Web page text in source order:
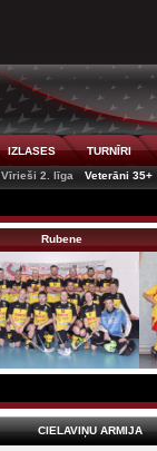
IZLASES TURNĪRI
Vīrieši 2. līga Veterāni 35+
Rubene
CIELAVIŅU ARMIJA